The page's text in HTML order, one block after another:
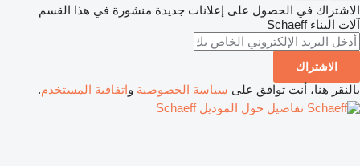
الاشتراك في الحصول على إعلانات جديدة منشورة في هذا القسم
آلات البناء Schaeff
الاشتراك
بالنقر هنا، أنت توافق على سياسة الخصوصية واتفاقية المستخدم.
تفاصيل حول الموديل Schaeff